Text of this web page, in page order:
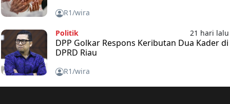
R1/wira
Politik 21 hari lalu
DPP Golkar Respons Keributan Dua Kader di
DPRD Riau
R1/wira